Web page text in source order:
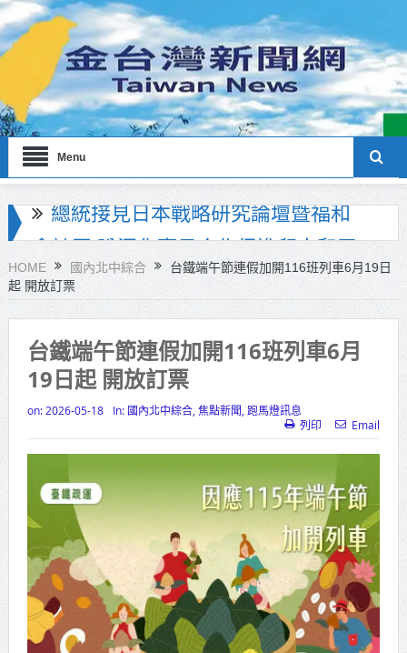
Menu
北市政府員工親子日登場！ 蔣萬
安：亮眼市政榮譽歸功每一位同仁
工研院推出「畜牧場保全機器人」
守護農場安全
竹市消防博物館1樓開館 邀市民走進
市定古蹟體驗消防文化
苗栗地檢署檢察長遞交守護家鄉宣
齊維繫公平選舉
彰化聯合捐贈4輛高規格救護車 首配
全自動電動擔架床
美濃稻米品質競賽開跑 高雄147論壇
揭開好飯祕密、飄米香
HOME 國內北中綜合
台鐵端午節連假加開116班列車6月19日
起 開放訂票
台鐵端午節連假加開116班列車6月
19日起 開放訂票
on: 2026-05-18 In: 國內北中綜合, 焦點新聞 跑馬燈訊息
列印
Email